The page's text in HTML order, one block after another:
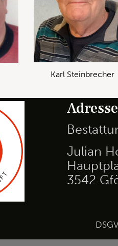
Karl Steinbrecher
Adresse
Julian
3542